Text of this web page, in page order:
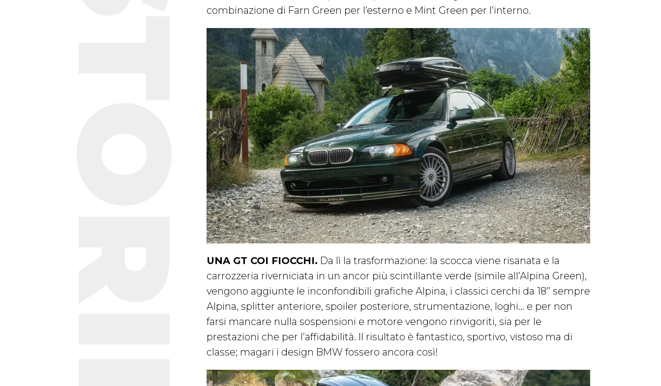
combinazione di Farn Green per l’esterno e Mint Green per l’interno.
UNA GT COI FIOCCHI. Da lì la trasformazione: la scocca viene risanata e la
carrozzeria riverniciata in un ancor più scintillante verde (simile all’Alpina Green),
vengono aggiunte le inconfondibili grafiche Alpina, i classici cerchi da 18’’ sempre
Alpina, splitter anteriore, spoiler posteriore, strumentazione, loghi… e per non
farsi mancare nulla sospensioni e motore vengono rinvigoriti, sia per le
prestazioni che per l’affidabilità. Il risultato è fantastico, sportivo, vistoso ma di
classe; magari i design BMW fossero ancora così!